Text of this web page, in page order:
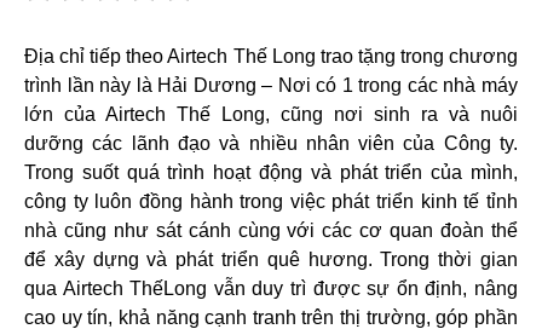
Địa chỉ tiếp theo Airtech Thế Long trao tặng trong chương
trình lần này là Hải Dương – Nơi có 1 trong các nhà máy
lớn của Airtech Thế Long, cũng nơi sinh ra và nuôi
dưỡng các lãnh đạo và nhiều nhân viên của Công ty.
Trong suốt quá trình hoạt động và phát triển của mình,
công ty luôn đồng hành trong việc phát triển kinh tế tỉnh
nhà cũng như sát cánh cùng với các cơ quan đoàn thể
để xây dựng và phát triển quê hương. Trong thời gian
qua Airtech ThếLong vẫn duy trì được sự ổn định, nâng
cao uy tín, khả năng cạnh tranh trên thị trường, góp phần